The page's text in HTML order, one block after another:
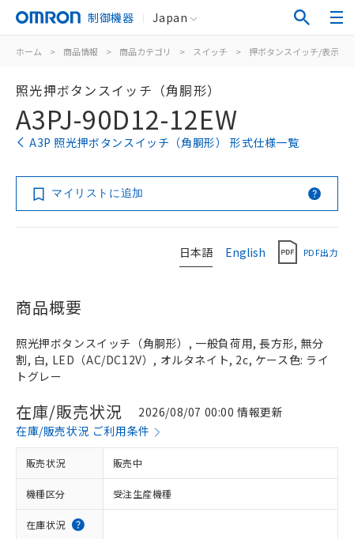
制御機器 Japan
ホーム > 商品情報 > 商品カテゴリ > スイッチ > 押ボタンスイッチ/表示灯
照光押ボタンスイッチ（角胴形）
A3PJ-90D12-12EW
A3P 照光押ボタンスイッチ（角胴形） 形式仕様一覧
マイリストに追加
日本語 English PDF出力
商品概要
照光押ボタンスイッチ（角胴形）, 一般負荷用, 長方形, 無分
割, 白, LED（AC/DC12V）, オルタネイト, 2c, ケース色: ライ
トグレー
在庫/販売状況
2026/08/07 00:00 情報更新
在庫/販売状況 ご利用条件
販売状況 販売中
機種区分 受注生産機種
在庫状況